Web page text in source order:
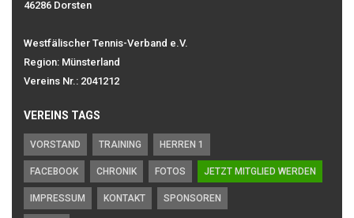
46286 Dorsten
Westfälischer Tennis-Verband e.V.
Region: Münsterland
Vereins Nr.: 2041212
VEREINS TAGS
VORSTAND TRAINING HERREN 1
FACEBOOK CHRONIK FOTOS JETZT MITGLIED WERDEN
IMPRESSUM KONTAKT SPONSOREN